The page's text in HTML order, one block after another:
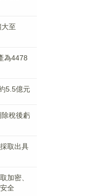
至
為4478
5.5億元
除稅後虧
取出具
加密、
全